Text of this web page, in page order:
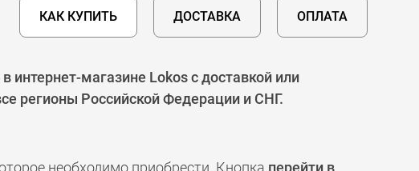
КАК КУПИТЬ ДОСТАВКА ОПЛАТА
магазине Lokos с доставкой или
регионы Российской Федерации и СНГ.
необходимо приобрести. Кнопка перейти в